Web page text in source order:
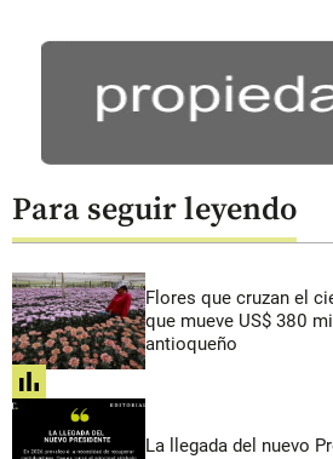
Para seguir leyendo
Flores que cruzan el
que mueve US$ 380
antioqueño
share
La llegada del nuevo